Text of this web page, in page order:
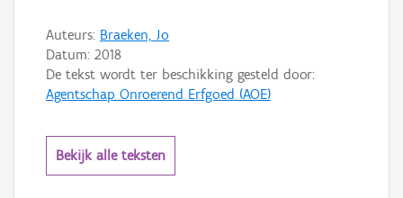
Auteurs: Braeken, Jo
Datum: 2018
De tekst wordt ter beschikking gesteld door:
Agentschap Onroerend Erfgoed (AOE)
Bekijk alle teksten